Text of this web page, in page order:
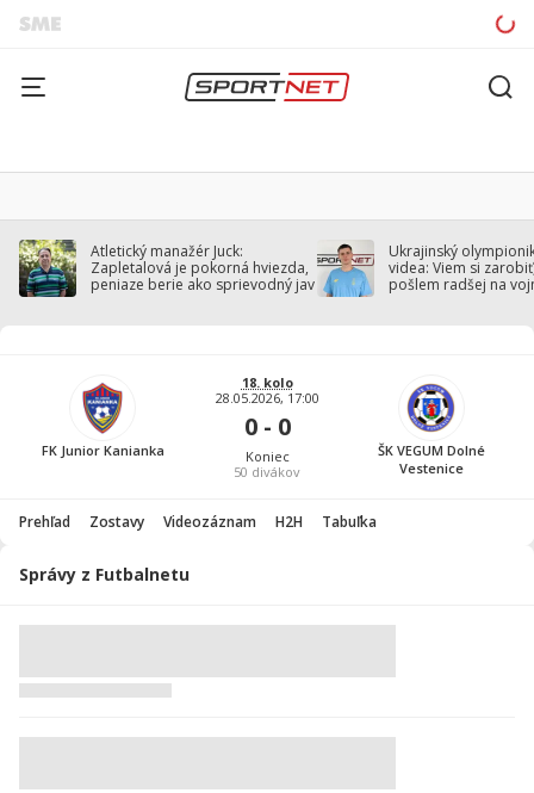
Atletický manažér Juck:
Zapletalová je pokorná hviezda,
peniaze berie ako sprievodný jav
Ukrajinský
videa: Viem si
pošlem radšej na
FK Junior Kanianka
18. kolo
28.05.2026, 17:00
0 - 0
Koniec
50 divákov
ŠK VEGUM Dolné
Vestenice
Prehľad Zostavy Videozáznam H2H Tabuľka
Správy z Futbalnetu